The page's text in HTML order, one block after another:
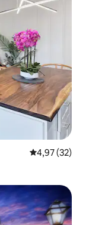
Середня
4,97 (32)